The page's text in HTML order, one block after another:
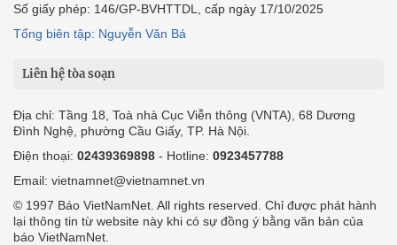
Số giấy phép: 146/GP-BVHTTDL, cấp ngày 17/10/2025
Tổng biên tập: Nguyễn Văn Bá
Liên hệ tòa soạn
Địa chỉ: Tầng 18, Toà nhà Cục Viễn thông (VNTA), 68 Dương
Đình Nghệ, phường Cầu Giấy, TP. Hà Nội.
Điện thoại: 02439369898 - Hotline: 0923457788
Email: vietnamnet@vietnamnet.vn
© 1997 Báo VietNamNet. All rights reserved. Chỉ được phát hành
lại thông tin từ website này khi có sự đồng ý bằng văn bản của
báo VietNamNet.